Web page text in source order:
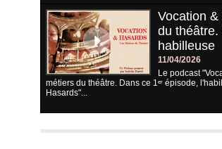
Vocation
du théâtre.
habilleuse
11/04/2026
Le podcast
métiers du théâtre. Dans ce 1ᵉʳ épisode,
Hasards"...